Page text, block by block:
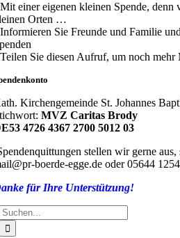
einer eigenen kleinen Spende, denn
Orten …
Sie Freunde und Familie
Sie diesen Aufruf, um noch mehr
Kirchengemeinde St. Johannes
MVZ Caritas Brody
4726 4367 2700 5012 03
stellen wir gerne
boerde-egge.de oder 05644
für Ihre Unterstützung!